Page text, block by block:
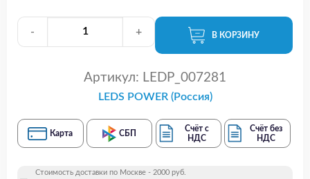
- + В КОРЗИНУ
Артикул: LEDP_007281
LEDS POWER (Россия)
Карта СБП
Счёт с
НДС
Счёт без
НДС
Стоимость доставки по Москве - 2000 руб.